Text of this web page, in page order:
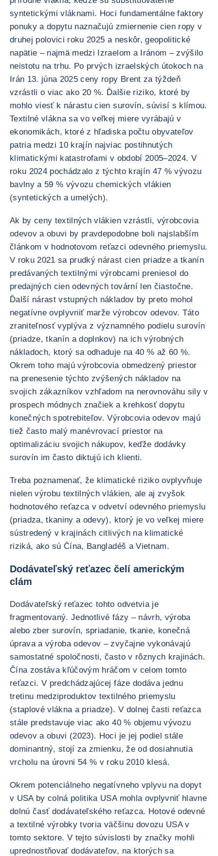
syntetickými vláknami. Hoci fundamentálne faktory
ponuky a dopytu naznačujú zmiernenie cien ropy v
druhej polovici roku 2025 a neskôr, geopolitické
napätie – najmä medzi Izraelom a Iránom – zvýšilo
neistotu na trhu. Po prvých izraelských útokoch na
Irán 13. júna 2025 ceny ropy Brent za týždeň
vzrástli o viac ako 20 %. Ďalšie riziko, ktoré by
mohlo viesť k nárastu cien surovín, súvisí s klímou.
Textilné vlákna sa vo veľkej miere vyrábajú v
ekonomikách, ktoré z hľadiska počtu obyvateľov
patria medzi 10 krajín najviac postihnutých
klimatickými katastrofami v období 2005–2024. V
roku 2024 pochádzalo z týchto krajín 47 % vývozu
bavlny a 59 % vývozu chemických vlákien
(syntetických a umelých).
Ak by ceny textilných vlákien vzrástli, výrobcovia
odevov a obuvi by pravdepodobne boli najslabším
článkom v hodnotovom reťazci odevného priemyslu.
V roku 2021 sa prudký nárast cien priadze a tkanín
predávaných textilnými výrobcami preniesol do
predajných cien odevných tovární len čiastočne.
Ďalší nárast vstupných nákladov by preto mohol
negatívne ovplyvniť marže výrobcov odevov. Táto
zraniteľnosť vyplýva z významného podielu surovín
(priadze, tkanín a doplnkov) na ich výrobných
nákladoch, ktorý sa odhaduje na 40 % až 60 %.
Okrem toho majú výrobcovia obmedzený priestor
na prenesenie týchto zvýšených nákladov na
svojich zákazníkov vzhľadom na nerovnováhu sily v
prospech módnych značiek a krehkosť dopytu
konečných spotrebiteľov. Výrobcovia odevov majú
tiež často malý manévrovací priestor na
optimalizáciu svojich nákupov, keďže dodávky
surovín im často diktujú ich klienti.
Treba poznamenať, že klimatické riziko ovplyvňuje
nielen výrobu textilných vlákien, ale aj zvyšok
hodnotového reťazca v odvetví odevného priemyslu
(priadza, tkaniny a odevy), ktorý je vo veľkej miere
sústredený v krajinách citlivých na klimatické
riziká, ako sú Čína, Bangladéš a Vietnam.
Dodávateľský reťazec čelí americkým
clám
Dodávateľský reťazec tohto odvetvia je
fragmentovaný. Jednotlivé fázy – návrh, výroba
alebo zber surovín, spriadanie, tkanie, konečná
úprava a výroba odevov – zvyčajne vykonávajú
samostatné spoločnosti, často v rôznych krajinách.
Čína zostáva kľúčovým hráčom v celom tomto
reťazci. V predchádzajúcej fáze dodáva jednu
tretinu medziproduktov textilného priemyslu
(staplové vlákna a priadze). V dolnej časti reťazca
stále predstavuje viac ako 40 % objemu vývozu
odevov a obuvi (2023). Hoci je jej podiel stále
dominantný, stojí za zmienku, že od dosiahnutia
vrcholu na úrovni 54 % v roku 2010 klesá.
Okrem potenciálneho negatívneho vplyvu na dopyt
v USA by colná politika USA mohla ovplyvniť hlavne
dolnú časť dodávateľského reťazca. Hotové odevné
a textilné výrobky tvoria väčšinu dovozu USA v
tomto sektore. V tejto súvislosti by značky mohli
uprednostňovať dodávateľov, na ktorých sa